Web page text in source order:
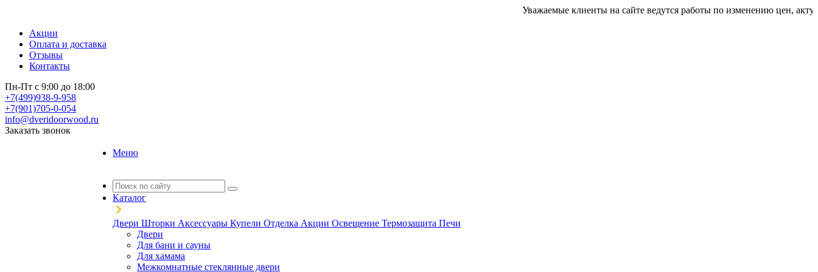
Уважаемые клиенты на сайте ведутся работы по изменению цен, актуальную
Акции
Оплата и доставка
Отзывы
Контакты
Пн-Пт с 9:00 до 18:00
+7(499)938-9-958
+7(901)705-0-054
info@dveridoorwood.ru
Заказать звонок
Меню
Каталог
Двери Шторки Аксессуары Купели Отделка Акции Освещение Термозащита Печи
Двери
Для бани и сауны
Для хамама
Межкомнатные стеклянные двери